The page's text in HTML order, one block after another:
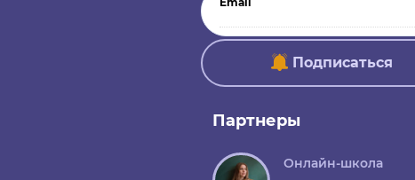
Подписаться
Партнеры
Онлайн-школа